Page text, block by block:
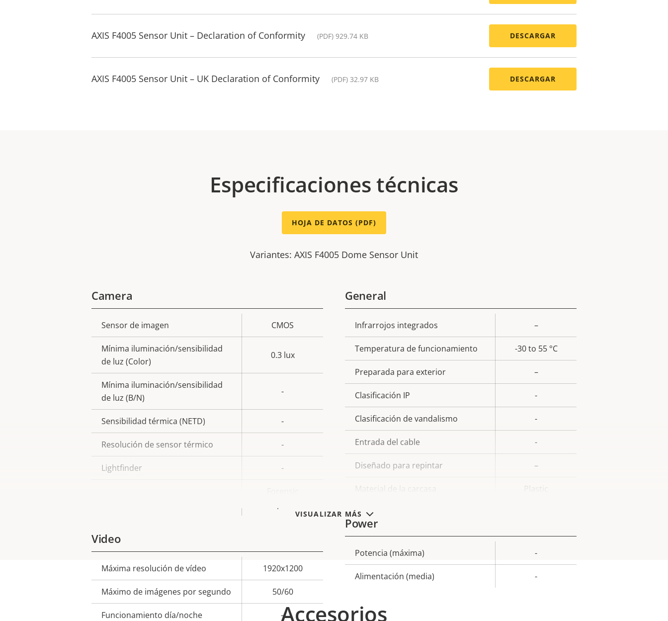
AXIS F4005 Sensor Unit – Declaration of Conformity (PDF) 929.74 KB DESCARGAR
AXIS F4005 Sensor Unit – UK Declaration of Conformity (PDF) 32.97 KB DESCARGAR
VISUALIZAR MÁS
Especificaciones técnicas
HOJA DE DATOS (PDF)
Variantes: AXIS F4005 Dome Sensor Unit
Camera
Descripción
de
propiedad
la
Sensor de imagen CMOS
Mínima iluminación/sensibilidad
de luz (Color)
0.3 lux
Mínima iluminación/sensibilidad
de luz (B/N)
-
Sensibilidad térmica (NETD) -
Resolución de sensor térmico -
Lightfinder -
Video
Descripción
de
propiedad
Valor de
propiedad
Máxima resolución de vídeo 1920x1200
Máximo de imágenes por segundo 50/60
Funcionamiento día/noche –
General
Descripción
de
propiedad
Valor de
propiedad
Infrarrojos integrados –
Temperatura de funcionamiento -30 to 55 °C
Preparada para exterior –
Clasificación IP -
Clasificación de vandalismo -
Entrada del cable -
Diseñado para repintar –
Material de la carcasa Plastic
Power
Descripción
de
Potencia (máxima) -
Alimentación (media) -
Accesorios